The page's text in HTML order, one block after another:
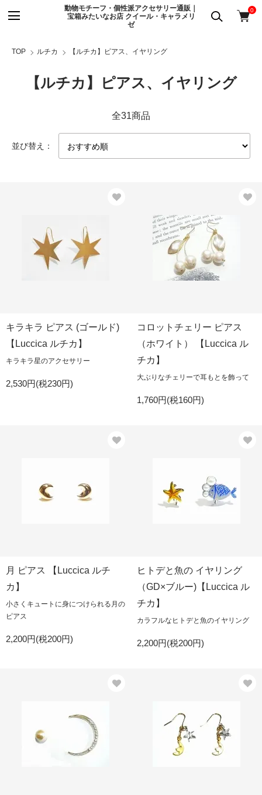
動物モチーフ・個性派アクセサリー通販｜
宝箱みたいなお店 クイール・キャラメリ
ゼ
0
TOP ルチカ 【ルチカ】ピアス、イヤリング
【ルチカ】ピアス、イヤリング
全31商品
並び替え：
キラキラ ピアス (ゴールド)
【Luccica ルチカ】
キラキラ星のアクセサリー
2,530円(税230円)
コロットチェリー ピアス
（ホワイト） 【Luccica ル
チカ】
大ぶりなチェリーで耳もとを飾って
1,760円(税160円)
月 ピアス 【Luccica ルチ
カ】
小さくキュートに身につけられる月の
ピアス
2,200円(税200円)
ヒトデと魚の イヤリング
（GD×ブルー)【Luccica ル
チカ】
カラフルなヒトデと魚のイヤリング
2,200円(税200円)